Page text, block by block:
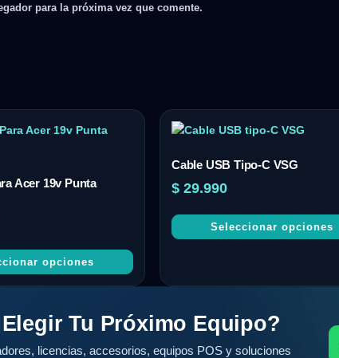
para la próxima vez que comente.
Acer 19v Punta
opciones
Cable USB Tipo-C VSG
$ 29.990
Seleccionar opciones
Tu Próximo Equipo?
licencias, accesorios, equipos POS y soluciones